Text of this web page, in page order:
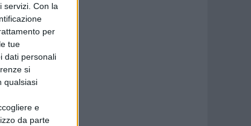
Con la
per
tue
dati personali
si
qualsiasi
e
da parte